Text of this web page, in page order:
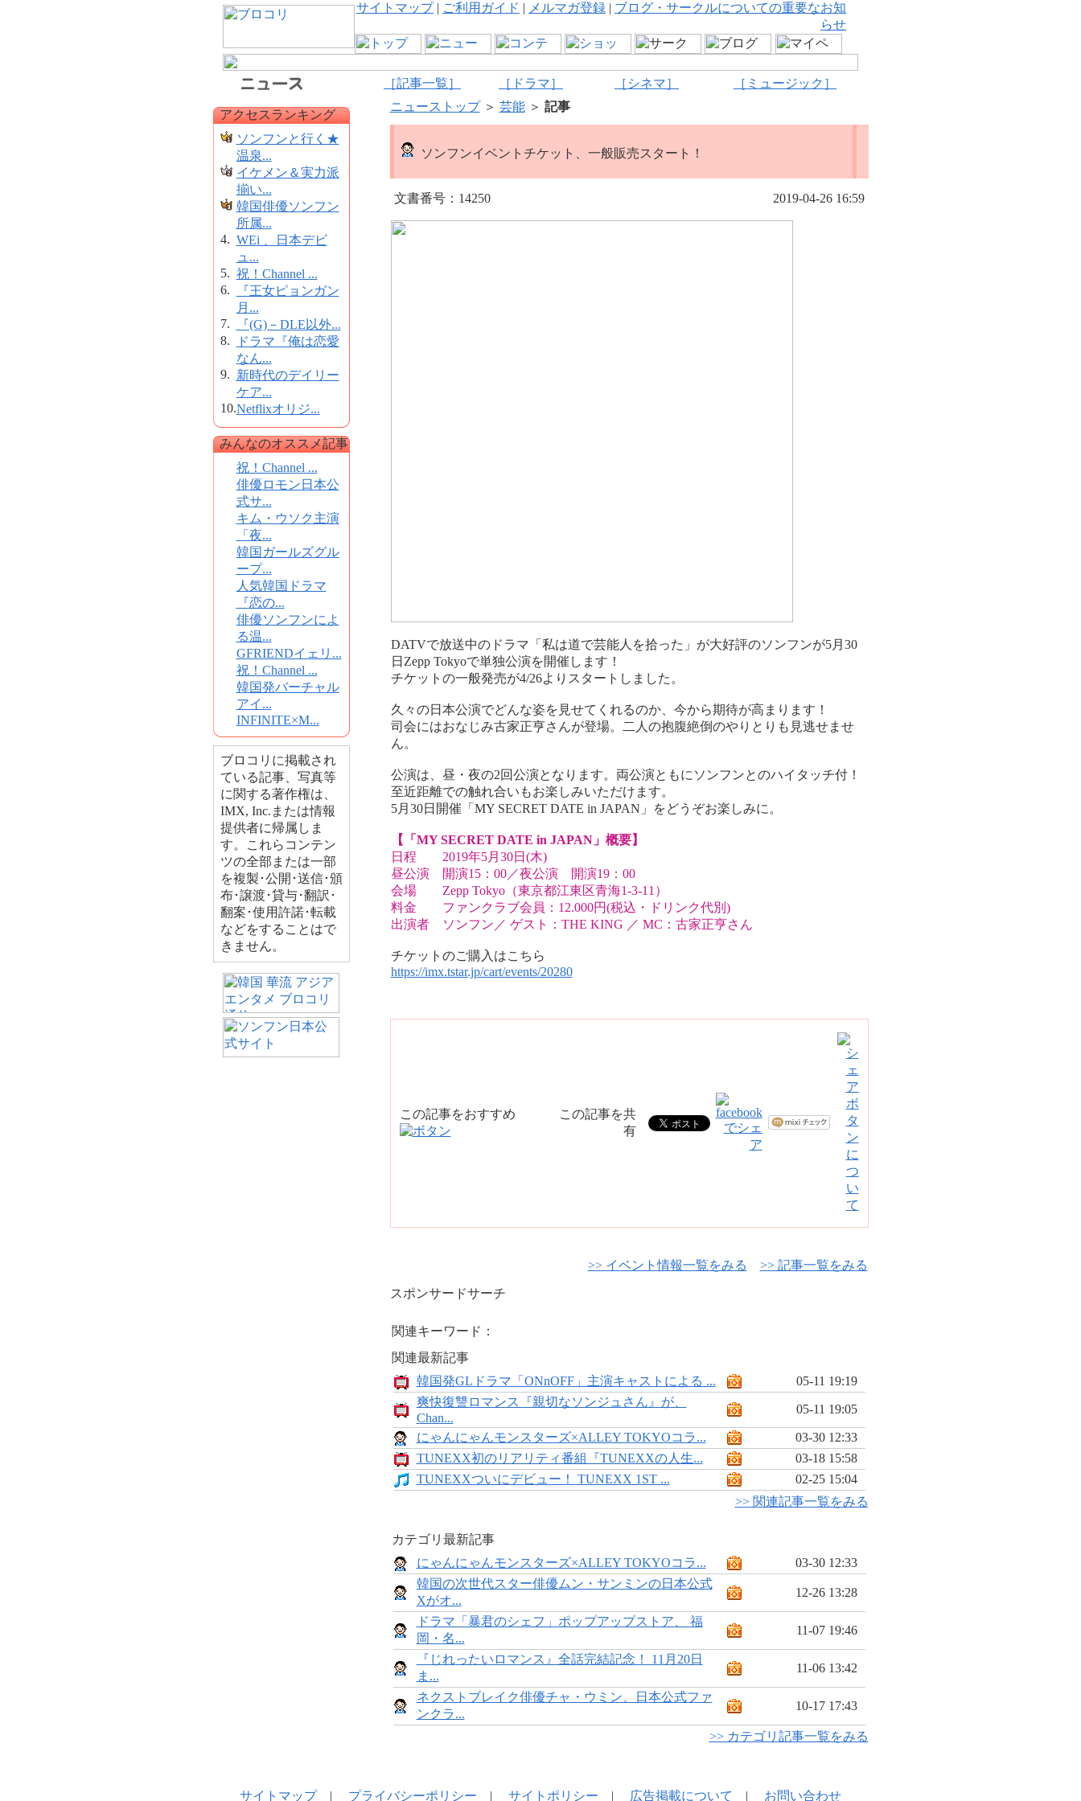
サイトマップ| ご利用ガイド | メルマガ登録 | ブログ・サークルについての重要なお知
らせ
［記事一覧］ ［ドラマ］ ［シネマ］ ［ミュージック］
アクセスランキング
ソンフンと行く★
温泉...
イケメン＆実力派
揃い...
韓国俳優ソンフン
所属...
4. WEi 、日本デビ
ュ...
5. 祝！Channel ...
6.
『王女ピョンガン
月...
7.
『(G)－DLE以外...
8.
ドラマ『俺は恋愛
なん...
9. 新時代のデイリー
ケア...
10.Netflixオリジ...
みんなのオススメ記事
祝！Channel ...
俳優ロモン日本公
式サ...
キム・ウソク主演
「夜...
韓国ガールズグル
ープ...
人気韓国ドラマ
『恋の...
俳優ソンフンによ
る温...
GFRIENDイェリ...
祝！Channel ...
韓国発バーチャル
アイ...
INFINITE×M...
ブロコリに掲載され
ている記事、写真等
に関する著作権は、
IMX, Inc.または情報
提供者に帰属しま
す。これらコンテン
ツの全部または一部
を複製･公開･送信･頒
布･譲渡･貸与･翻訳･
翻案･使用許諾･転載
などをすることはで
きません。
ニューストップ＞ 芸能＞ 記事
ソンフンイベントチケット、一般販売スタート！
文書番号：14250 2019-04-26 16:59
DATVで放送中のドラマ「私は道で芸能人を拾った」が大好評のソンフンが5月30
日Zepp Tokyoで単独公演を開催します！
チケットの一般発売が4/26よりスタートしました。
久々の日本公演でどんな姿を見せてくれるのか、今から期待が高まります！
司会にはおなじみ古家正亨さんが登場。二人の抱腹絶倒のやりとりも見逃せませ
ん。
公演は、昼・夜の2回公演となります。両公演ともにソンフンとのハイタッチ付！
至近距離での触れ合いもお楽しみいただけます。
5月30日開催「MY SECRET DATE in JAPAN」をどうぞお楽しみに。
【「MY SECRET DATE in JAPAN」概要】
日程 2019年5月30日(木)
昼公演 開演15：00／夜公演 開演19：00
会場 Zepp Tokyo（東京都江東区青海1-3-11）
料金 ファンクラブ会員：12.000円(税込・ドリンク代別)
出演者 ソンフン／ ゲスト：THE KING ／ MC：古家正亨さん
チケットのご購入はこちら
https://imx.tstar.jp/cart/events/20280
この記事をおすすめ
この記事を共
有
>> イベント情報一覧をみる >> 記事一覧をみる
スポンサードサーチ
関連キーワード：
関連最新記事
韓国発GLドラマ「ONnOFF」主演キャストによる ...
05-11 19:19
爽快復讐ロマンス『親切なソンジュさん』が、
Chan...
05-11 19:05
にゃんにゃんモンスターズ×ALLEY TOKYOコラ...
03-30 12:33
TUNEXX初のリアリティ番組『TUNEXXの人生...
03-18 15:58
TUNEXXついにデビュー！ TUNEXX 1ST ...
02-25 15:04
>> 関連記事一覧をみる
カテゴリ最新記事
にゃんにゃんモンスターズ×ALLEY TOKYOコラ...
03-30 12:33
韓国の次世代スター俳優ムン・サンミンの日本公式
Xがオ...
12-26 13:28
ドラマ「暴君のシェフ」ポップアップストア、 福
岡・名...
11-07 19:46
『じれったいロマンス』全話完結記念！ 11月20日
ま...
11-06 13:42
ネクストブレイク俳優チャ・ウミン、日本公式ファ
ンクラ...
10-17 17:43
>> カテゴリ記事一覧をみる
サイトマップ| プライバシーポリシー | サイトポリシー | 広告掲載について | お問い合わせ